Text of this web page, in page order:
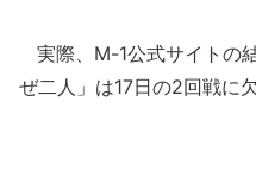
実際、M-1公式サイトの
ぜ二人」は17日の2回戦に